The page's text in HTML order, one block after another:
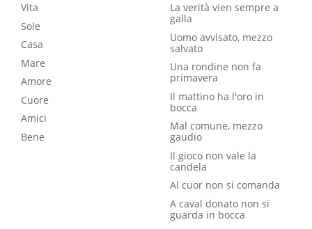
Vita
Sole
Casa
Mare
Amore
Cuore
Amici
Bene
La verità vien sempre a
galla
Uomo avvisato, mezzo
salvato
Una rondine non fa
primavera
Il mattino ha l'oro in
bocca
Mal comune, mezzo
gaudio
Il gioco non vale la
candela
Al cuor non si comanda
A caval donato non si
guarda in bocca